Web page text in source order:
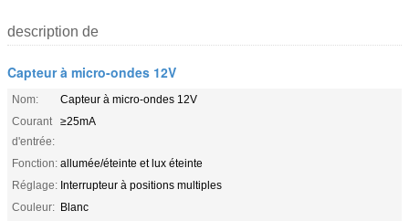
description de
Capteur à micro-ondes 12V
Nom:
Capteur à micro-ondes 12V
Courant
d'entrée:
≥25mA
Fonction: allumée/éteinte et lux éteinte
Réglage: Interrupteur à positions multiples
Couleur: Blanc